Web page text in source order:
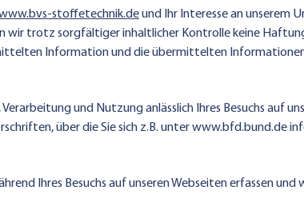
stoffetechnik.deund Ihr Interesse an unserem
wir trotz sorgfältiger inhaltlicher Kontrolle keine
Information und die übermittelten
und Nutzung anlässlich Ihres Besuchs auf
über die Sie sich z.B. unterwww.bfd.bund.de
Ihres Besuchs auf unseren Webseiten erfassen